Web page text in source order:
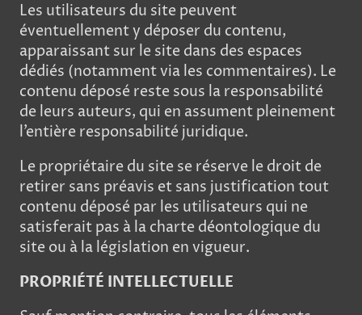
Les utilisateurs du site peuvent
éventuellement y déposer du contenu,
apparaissant sur le site dans des espaces
dédiés (notamment via les commentaires). Le
contenu déposé reste sous la responsabilité
de leurs auteurs, qui en assument pleinement
l’entière responsabilité juridique.
Le propriétaire du site se réserve le droit de
retirer sans préavis et sans justification tout
contenu déposé par les utilisateurs qui ne
satisferait pas à la charte déontologique du
site ou à la législation en vigueur.
PROPRIÉTÉ INTELLECTUELLE